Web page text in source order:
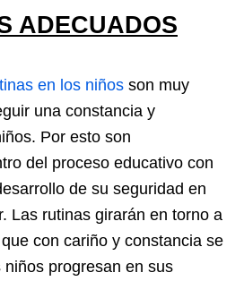
ADECUADOS
en los niños son muy
una constancia y
Por esto son
del proceso educativo con
de su seguridad en
Las rutinas girarán en torno a
con cariño y constancia se
progresan en sus